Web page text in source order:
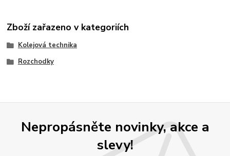
Zboží zařazeno v kategoriích
Kolejová technika
Rozchodky
Nepropásněte novinky, akce a
slevy!